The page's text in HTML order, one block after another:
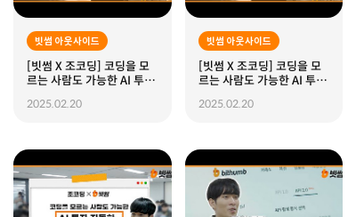
빗썸 아웃사이드
[빗썸 X 조코딩] 코딩을 모
르는 사람도 가능한 AI 투자
EP.3 실전 최소기능 제품 만
2025.02.20
빗썸 아웃사이드
[빗썸 X 조코딩] 코딩을 모
르는 사람도 가능한 AI 투자
EP.2 챗GPT로 원래 이해하
2025.02.20